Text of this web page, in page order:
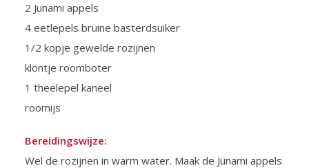
2 Junami appels
4 eetlepels bruine basterdsuiker
1/2 kopje gewelde rozijnen
klontje roomboter
1 theelepel kaneel
roomijs
Bereidingswijze:
Wel de rozijnen in warm water. Maak de Junami appels